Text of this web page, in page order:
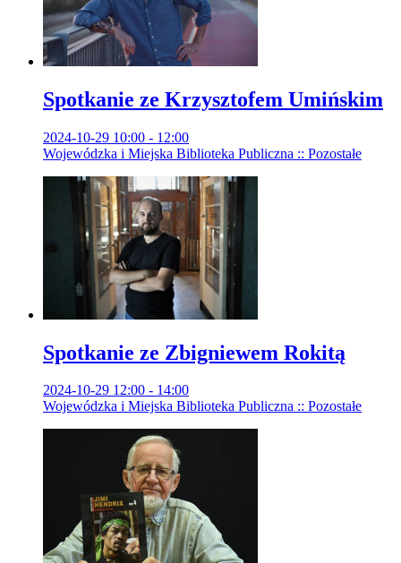
Spotkanie ze Krzysztofem Umińskim
2024-10-29 10:00 - 12:00
Wojewódzka i Miejska Biblioteka Publiczna :: Pozostałe
Spotkanie ze Zbigniewem Rokitą
2024-10-29 12:00 - 14:00
Wojewódzka i Miejska Biblioteka Publiczna :: Pozostałe